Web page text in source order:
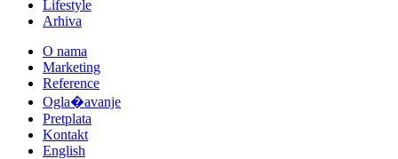
Lifestyle
Arhiva
O nama
Marketing
Reference
Ogla�avanje
Pretplata
Kontakt
English